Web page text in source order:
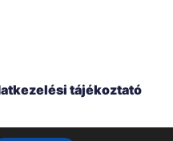
tájékoztató